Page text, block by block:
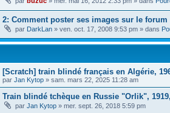
2: Comment poster ses images sur le forum
par DarkLan » ven. oct. 17, 2008 9:53 pm » dans
[Scratch] train blindé français en Algérie,
par Jan Kytop » sam. mars 22, 2025 11:28 am
Train blindé tchèque en Russie "Orlik",
par Jan Kytop » mer. sept. 26, 2018 5:59 pm